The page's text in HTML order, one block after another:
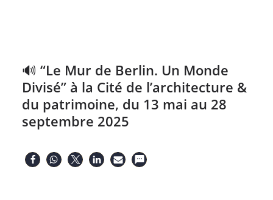
🔊 “Le Mur de Berlin. Un Monde
Divisé” à la Cité de l’architecture &
du patrimoine, du 13 mai au 28
septembre 2025